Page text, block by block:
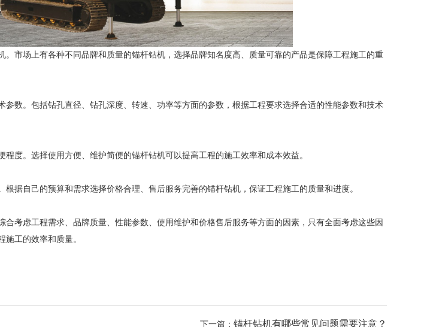
。市场上有各种不同品牌和质量的锚杆钻机，选择品牌知名度高、质量可靠的产品是保障工程施工的重
参数。包括钻孔直径、钻孔深度、转速、功率等方面的参数，根据工程要求选择合适的性能参数和技术
度。选择使用方便、维护简便的锚杆钻机可以提高工程的施工效率和成本效益。
据自己的预算和需求选择价格合理、售后服务完善的锚杆钻机，保证工程施工的质量和进度。
合考虑工程需求、品牌质量、性能参数、使用维护和价格售后服务等方面的因素，只有全面考虑这些因
工的效率和质量。
下一篇： 锚杆钻机有哪些常见问题需要注意？